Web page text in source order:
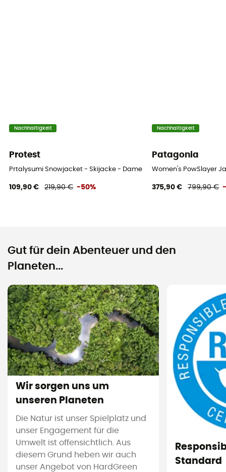
Nachhaltigkeit
Protest
Prtalysumi Snowjacket - Skijacke - Damen
109,90 € 219,90 € -50%
Nachhaltigkeit
Patagonia
Women's PowSlayer
375,90 € 799,90 €
Gut für dein Abenteuer und den
Planeten...
Wir sorgen uns um
unseren Planeten
Die Natur ist unser Spielplatz und
unser Engagement für die
Umwelt ist offensichtlich. Aus
diesem Grund heben wir auch
unser Angebot von HardGreen
Standard